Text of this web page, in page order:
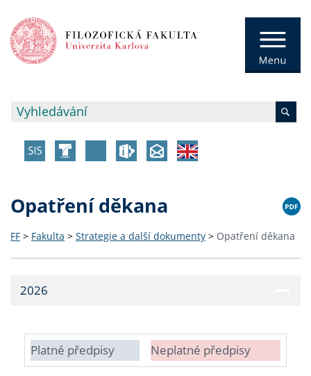
Opatření děkana
FF > Fakulta > Strategie a další dokumenty > Opatření děkana
2026
Platné předpisy Neplatné předpisy